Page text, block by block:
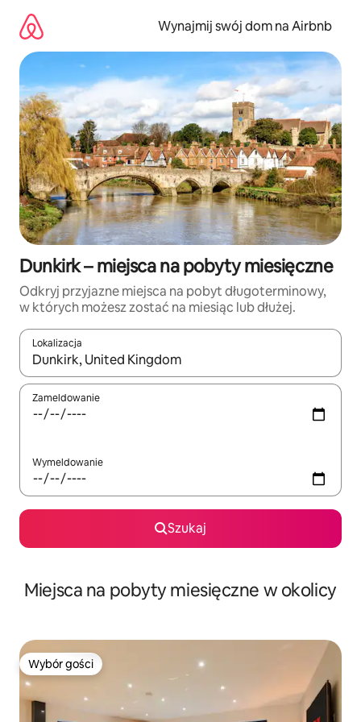
treści
Wynajmij swój dom na Airbnb
Dunkirk – miejsca na pobyty miesięczne
Odkryj przyjazne miejsca na pobyt długoterminowy,
w których możesz zostać na miesiąc lub dłużej.
Lokalizacja
Gdy wyniki będą dostępne, możesz poruszać się po nich za
Zameldowanie
Wymeldowanie
Szukaj
Miejsca na pobyty miesięczne w okolicy
Wybór gości
Wybór gości